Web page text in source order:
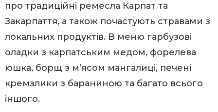
про традиційні ремесла Карпат та
Закарпаття, а також почастують стравами з
локальних продуктів. В меню гарбузові
оладки з карпатським медом, форелева
юшка, борщ з м’ясом мангалиці, печені
кремзлики з бараниною та багато всього
іншого.